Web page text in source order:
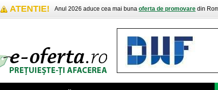
ATENTIE! Anul 2026 aduce cea mai buna oferta de promovare din